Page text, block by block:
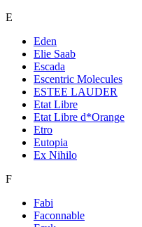
E
Eden
Elie Saab
Escada
Escentric Molecules
ESTEE LAUDER
Etat Libre
Etat Libre d*Orange
Etro
Eutopia
Ex Nihilo
F
Fabi
Faconnable